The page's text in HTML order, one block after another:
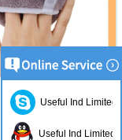
Useful Ind Limited
Useful Ind Limited